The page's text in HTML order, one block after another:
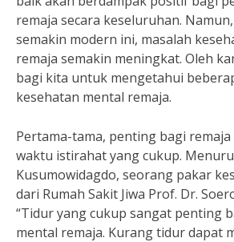
remaja secara keseluruhan.
semakin modern ini, masalah
remaja semakin meningkat. Oleh
bagi kita untuk mengetahui
kesehatan mental remaja.
Pertama-tama, penting bagi
waktu istirahat yang cukup.
Kusumowidagdo, seorang pakar
dari Rumah Sakit Jiwa Prof. Dr.
“Tidur yang cukup sangat penting
mental remaja. Kurang tidur dapat